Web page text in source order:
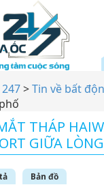
>Tin về bất
THÁP
GIỮA
Bản đồ